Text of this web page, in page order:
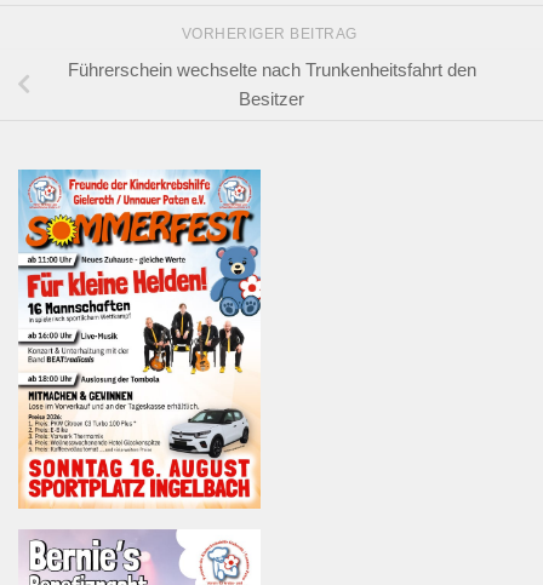
VORHERIGER BEITRAG
Führerschein wechselte nach Trunkenheitsfahrt den
Besitzer